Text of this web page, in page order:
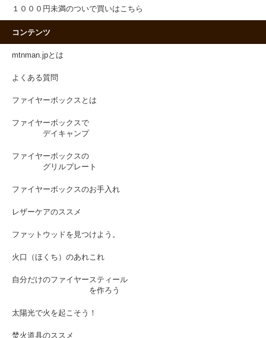
１０００円未満のついで買いはこちら
コンテンツ
mtnman.jpとは
よくある質問
ファイヤーボックスとは
ファイヤーボックスで
デイキャンプ
ファイヤーボックスの
グリルプレート
ファイヤーボックスのお手入れ
レザーケアのススメ
ファットウッドを見つけよう。
火口（ほくち）のあれこれ
自分だけのファイヤースティール
を作ろう
太陽光で火を起こそう！
焚火道具のススメ